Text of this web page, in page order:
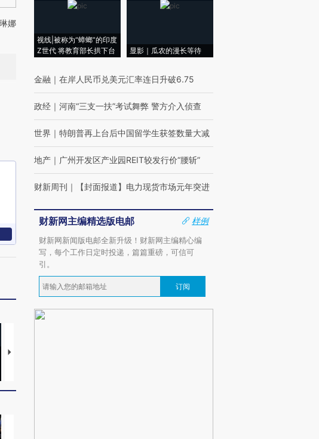
娜
马航飞行员跨国走私7万
视线|被称为“蟑螂”的印度
Z世代 将教育部长拱下台
显影｜瓜农的漫长等待
金融 ｜ 在岸人民币兑美元汇率连日升破6.75
政经 ｜ 河南“三支一扶”考试舞弊 警方介入侦查
世界 ｜ 特朗普再上台后中国留学生获签数量大减
地产 ｜ 广州开发区产业园REIT较发行价“腰斩”
财新周刊 ｜ 【封面报道】电力现货市场元年突进
财新网主编精选版电邮
样例
财新网新闻版电邮全新升级！财新网主编精心编
写，每个工作日定时投递，篇篇重磅，可信可
引。
订阅